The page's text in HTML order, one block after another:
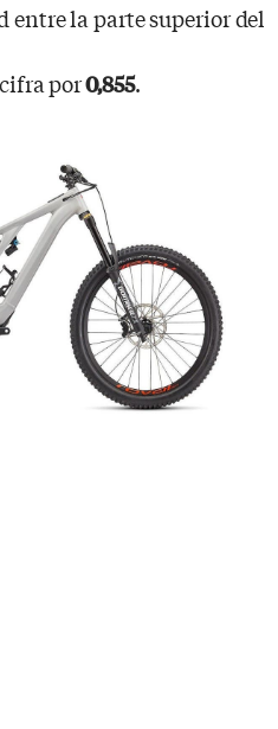
la parte superior del
por0,855.